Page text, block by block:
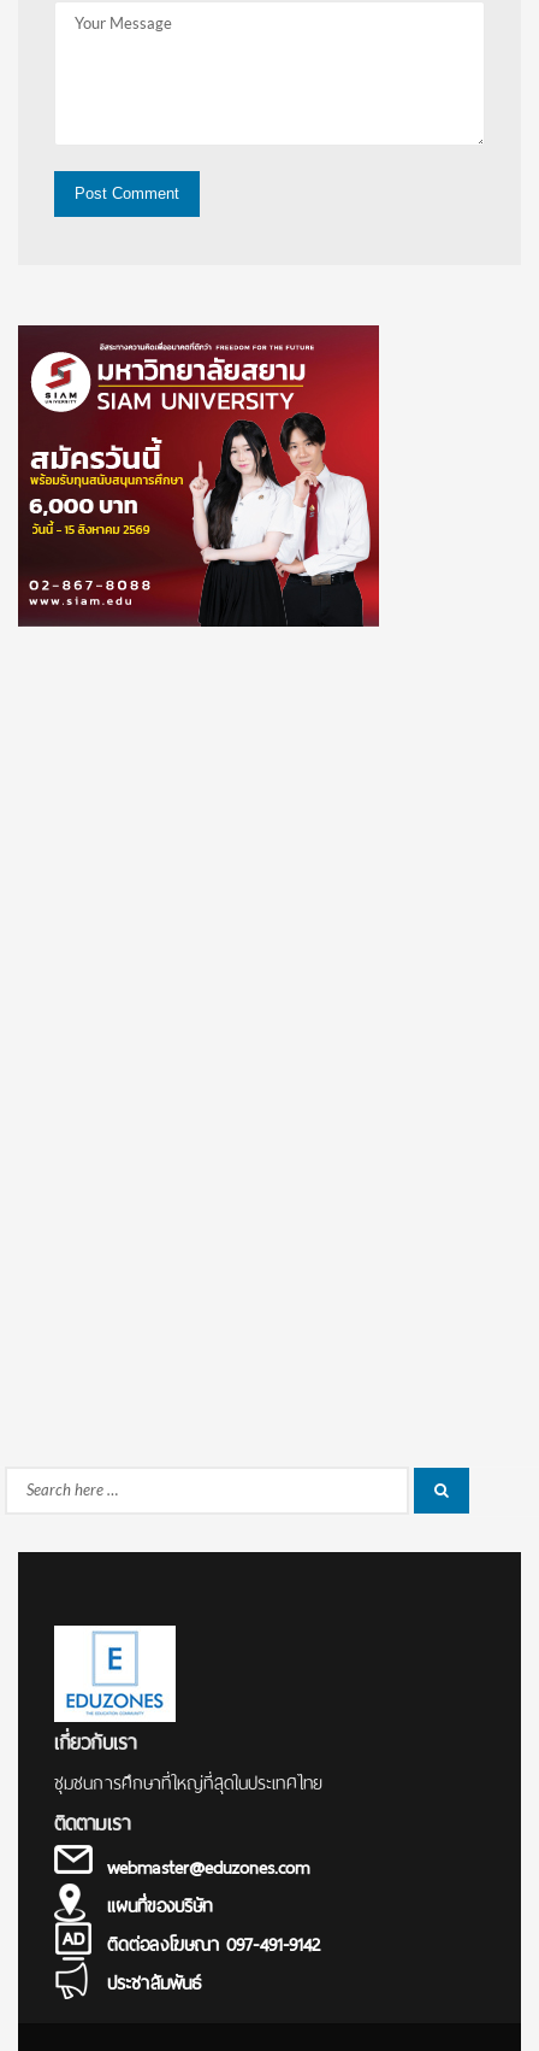
Search
เกี่ยวกับเรา
ชุมชนการศึกษาที่ใหญ่ที่สุดในประเทศไทย
ติดตามเรา
webmaster@eduzones.com
แผนที่ของบริษัท
ติดต่อลงโฆษณา 097-491-9142
ประชาสัมพันธ์